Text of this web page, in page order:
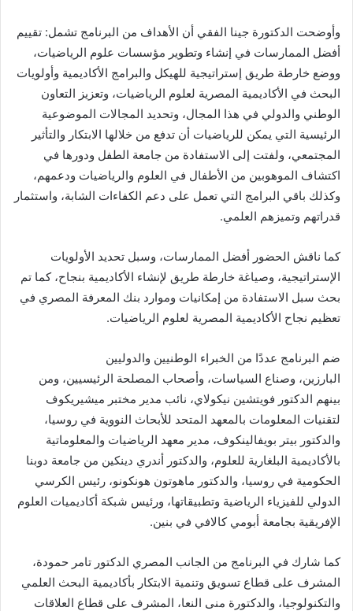
وأوضحت الدكتورة جينا الفقي أن الأهداف من البرنامج تشمل: تقييم
أفضل الممارسات في إنشاء وتطوير مؤسسات علوم الرياضيات،
ووضع خارطة طريق إستراتيجية للهيكل والبرامج الأكاديمية وأولويات
البحث في الأكاديمية المصرية لعلوم الرياضيات، وتعزيز التعاون
الوطني والدولي في هذا المجال، وتحديد المجالات الموضوعية
الرئيسية التي يمكن للرياضيات أن تدفع من خلالها الابتكار والتأثير
المجتمعي، ولفتت إلى الاستفادة من جامعة الطفل ودورها في
اكتشاف الموهوبين من الأطفال في العلوم والرياضيات ودعمهم،
وكذلك باقي البرامج التي تعمل على دعم الكفاءات الشابة، واستثمار
قدراتهم وتميزهم العلمي.
كما ناقش الحضور أفضل الممارسات، وسبل تحديد الأولويات
الإستراتيجية، وصياغة خارطة طريق لإنشاء الأكاديمية بنجاح، كما تم
بحث سبل الاستفادة من إمكانيات وموارد بنك المعرفة المصري في
تعظيم نجاح الأكاديمية المصرية لعلوم الرياضيات.
ضم البرنامج عددًا من الخبراء الوطنيين والدوليين
البارزين، وصناع السياسات، وأصحاب المصلحة الرئيسيين، ومن
بينهم الدكتور فويتشين نيكولاي، نائب مدير مختبر ميشيريكوف
لتقنيات المعلومات بالمعهد المتحد للأبحاث النووية في روسيا،
والدكتور بيتر بويفالينكوف، مدير معهد الرياضيات والمعلوماتية
بالأكاديمية البلغارية للعلوم، والدكتور أندري دينكين من جامعة دوبنا
الحكومية في روسيا، والدكتور ماهوتون هونكونو، رئيس الكرسي
الدولي للفيزياء الرياضية وتطبيقاتها، ورئيس شبكة أكاديميات العلوم
الإفريقية بجامعة أبومي كالافي في بنين.
كما شارك في البرنامج من الجانب المصري الدكتور تامر حمودة،
المشرف على قطاع تسويق وتنمية الابتكار بأكاديمية البحث العلمي
والتكنولوجيا، والدكتورة منى النعا، المشرف على قطاع العلاقات